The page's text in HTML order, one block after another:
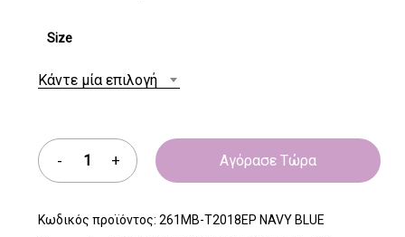
Size
Κάντε μία επιλογή
Αγόρασε Τώρα
Κωδικός προϊόντος: 261MB-T2018EP NAVY BLUE